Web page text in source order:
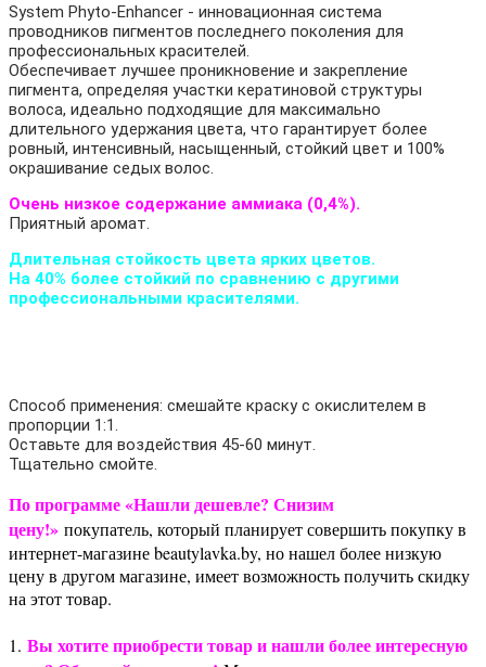
System Phyto-Enhancer - инновационная система
проводников пигментов последнего поколения для
профессиональных красителей.
Обеспечивает лучшее проникновение и закрепление
пигмента, определяя участки кератиновой структуры
волоса, идеально подходящие для максимально
длительного удержания цвета, что гарантирует более
ровный, интенсивный, насыщенный, стойкий цвет и 100%
окрашивание седых волос.
Очень низкое содержание аммиака (0,4%).
Приятный аромат.
Длительная стойкость цвета ярких цветов.
На 40% более стойкий по сравнению с другими
профессиональными красителями.
Способ применения: смешайте краску с окислителем в
пропорции 1:1.
Оставьте для воздействия 45-60 минут.
Тщательно смойте.
По программе «Нашли дешевле? Снизим
цену!» покупатель, который планирует совершить покупку в
интернет-магазине beautylavka.by, но нашел более низкую
цену в другом магазине, имеет возможность получить скидку
на этот товар.
1. Вы хотите приобрести товар и нашли более интересную